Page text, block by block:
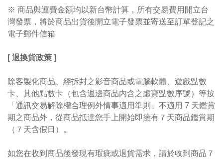
※ 商品與運費金額均以新台幣計算，所有交易費用開立台
灣發票，將於商品出貨後開立電子發票並寄送至訂單登記之
電子郵件信箱
[ 退換貨政策 ]
除客製化商品、經拆封之影音商品或電腦軟體、遊戲點數
卡、其他點數卡（包含週邊商品內含之虛寶點數序號）等按
「通訊交易解除權合理例外情事適用準則」不適用 7 天鑑賞
期之商品外，從商品抵達您手上開始即擁有７天商品鑑賞期
（７天含假日）。
如您在收到商品後發現有瑕疵或退貨需求，請於收到商品７